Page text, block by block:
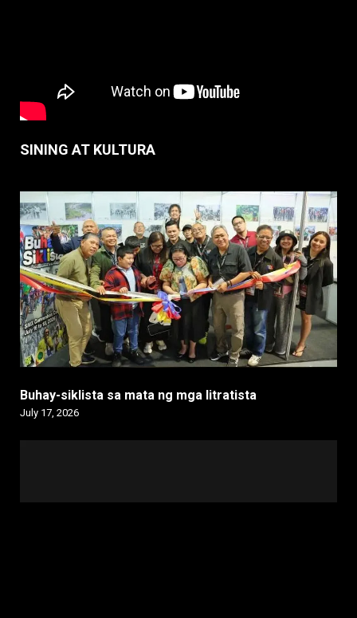
SINING AT KULTURA
Buhay-siklista sa mata ng mga litratista
July 17, 2026